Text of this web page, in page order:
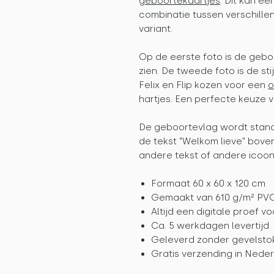
combinatie tussen
variant.
Op de eerste foto is de
zien. De tweede foto is de
Felix en Flip kozen voor een
hartjes. Een perfecte keuze
De geboortevlag wordt
de tekst "Welkom lieve"
andere tekst of andere
Formaat 60 x 60 x 120 cm
Gemaakt van 610 g/m²
Altijd een digitale proef
Ca. 5 werkdagen levertijd
Geleverd zonder
Gratis verzending in